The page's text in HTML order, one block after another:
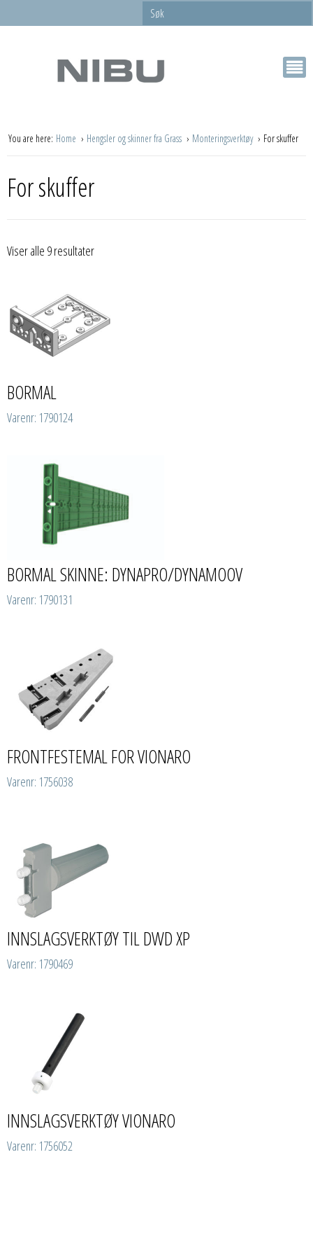
You are here: Home Hengsler og skinner fra Grass Monteringsverktøy For skuffer
For skuffer
Viser alle 9 resultater
BORMAL
Varenr: 1790124
BORMAL SKINNE: DYNAPRO/DYNAMOOV
Varenr: 1790131
FRONTFESTEMAL FOR VIONARO
Varenr: 1756038
INNSLAGSVERKTØY TIL DWD XP
Varenr: 1790469
INNSLAGSVERKTØY VIONARO
Varenr: 1756052